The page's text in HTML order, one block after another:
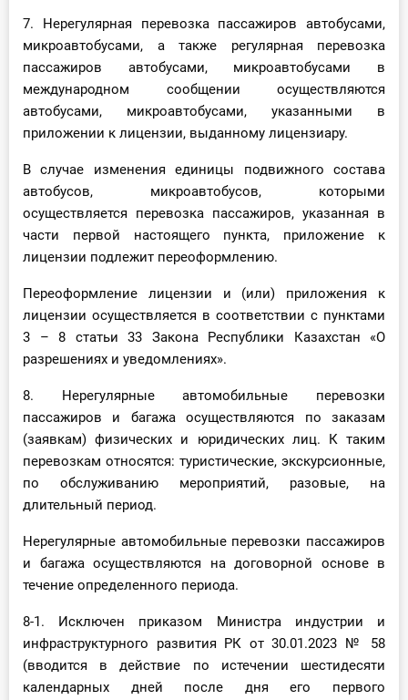
7. Нерегулярная перевозка пассажиров автобусами,
микроавтобусами, а также регулярная перевозка
пассажиров автобусами, микроавтобусами в
международном сообщении осуществляются
автобусами, микроавтобусами, указанными в
приложении к лицензии, выданному лицензиару.
В случае изменения единицы подвижного состава
автобусов, микроавтобусов, которыми
осуществляется перевозка пассажиров, указанная в
части первой настоящего пункта, приложение к
лицензии подлежит переоформлению.
Переоформление лицензии и (или) приложения к
лицензии осуществляется в соответствии с пунктами
3 – 8 статьи 33 Закона Республики Казахстан «О
разрешениях и уведомлениях».
8. Нерегулярные автомобильные перевозки
пассажиров и багажа осуществляются по заказам
(заявкам) физических и юридических лиц. К таким
перевозкам относятся: туристические, экскурсионные,
по обслуживанию мероприятий, разовые, на
длительный период.
Нерегулярные автомобильные перевозки пассажиров
и багажа осуществляются на договорной основе в
течение определенного периода.
8-1. Исключен приказом Министра индустрии и
инфраструктурного развития РК от 30.01.2023 № 58
(вводится в действие по истечении шестидесяти
календарных дней после дня его первого